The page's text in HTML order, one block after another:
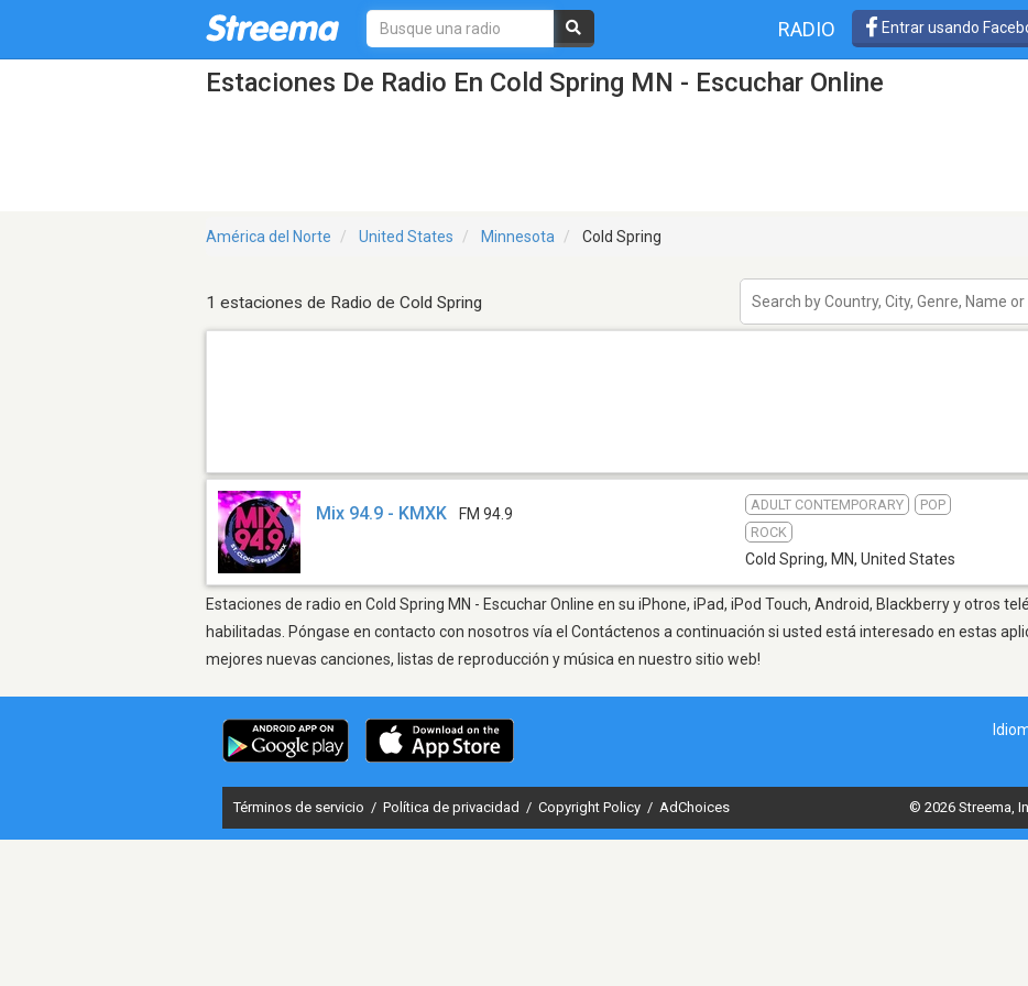
RADIO Entrar usando
Estaciones De Radio En Cold Spring MN - Escuchar Online
América del Norte United States Minnesota Cold Spring
1 estaciones de Radio de Cold Spring
Mix 94.9 - KMXK FM 94.9
ADULT CONTEMPORARY
POP
ROCK
Cold Spring, MN, United States
Estaciones de radio en Cold Spring MN - Escuchar Online en su iPhone, iPad, iPod Touch, Android, Blackberry y otros
habilitadas. Póngase en contacto con nosotros vía el Contáctenos a continuación si usted está interesado en estas
mejores nuevas canciones, listas de reproducción y música en nuestro sitio web!
Términos de servicio / Política de privacidad / Copyright Policy / AdChoices © 2026 Streema,